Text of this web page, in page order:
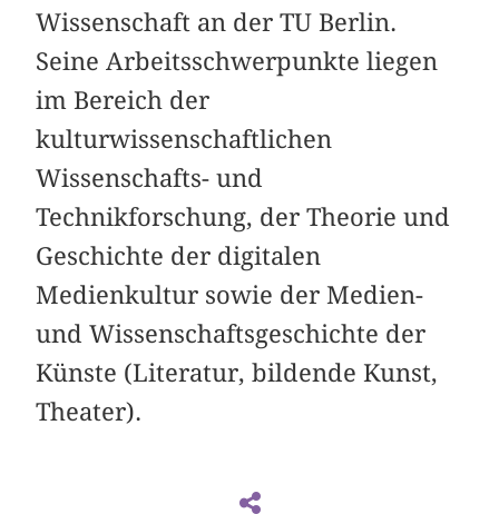
Wissenschaft an der TU Berlin.
Seine Arbeitsschwerpunkte liegen
im Bereich der
kulturwissenschaftlichen
Wissenschafts- und
Technikforschung, der Theorie und
Geschichte der digitalen
Medienkultur sowie der Medien-
und Wissenschaftsgeschichte der
Künste (Literatur, bildende Kunst,
Theater).